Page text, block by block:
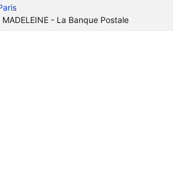
MADELEINE - La Banque Postale